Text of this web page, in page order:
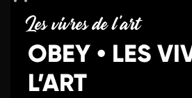
Les vivres de l'art
OBEY • LES
L’ART